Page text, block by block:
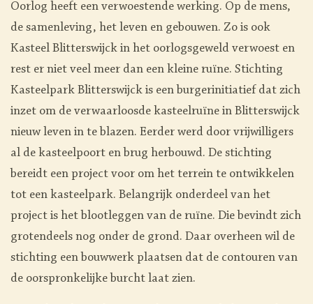
Oorlog heeft een verwoestende werking. Op de mens,
de samenleving, het leven en gebouwen. Zo is ook
Kasteel Blitterswijck in het oorlogsgeweld verwoest en
rest er niet veel meer dan een kleine ruïne. Stichting
Kasteelpark Blitterswijck is een burgerinitiatief dat zich
inzet om de verwaarloosde kasteelruïne in Blitterswijck
nieuw leven in te blazen. Eerder werd door vrijwilligers
al de kasteelpoort en brug herbouwd. De stichting
bereidt een project voor om het terrein te ontwikkelen
tot een kasteelpark. Belangrijk onderdeel van het
project is het blootleggen van de ruïne. Die bevindt zich
grotendeels nog onder de grond. Daar overheen wil de
stichting een bouwwerk plaatsen dat de contouren van
de oorspronkelijke burcht laat zien.